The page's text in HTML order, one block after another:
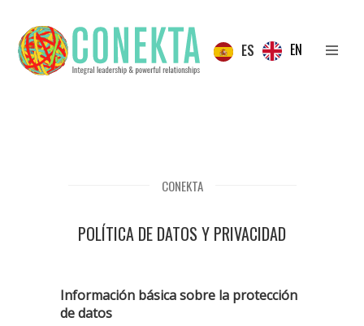
ES EN
CONEKTA
POLÍTICA DE DATOS Y PRIVACIDAD
Información básica sobre la protección
de datos